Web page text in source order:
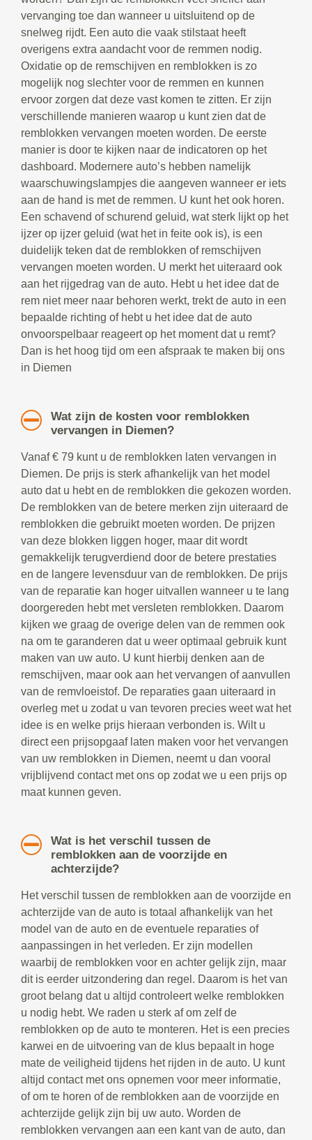
vervanging toe dan wanneer u uitsluitend op de
snelweg rijdt. Een auto die vaak stilstaat heeft
overigens extra aandacht voor de remmen nodig.
Oxidatie op de remschijven en remblokken is zo
mogelijk nog slechter voor de remmen en kunnen
ervoor zorgen dat deze vast komen te zitten. Er zijn
verschillende manieren waarop u kunt zien dat de
remblokken vervangen moeten worden. De eerste
manier is door te kijken naar de indicatoren op het
dashboard. Modernere auto’s hebben namelijk
waarschuwingslampjes die aangeven wanneer er iets
aan de hand is met de remmen. U kunt het ook horen.
Een schavend of schurend geluid, wat sterk lijkt op het
ijzer op ijzer geluid (wat het in feite ook is), is een
duidelijk teken dat de remblokken of remschijven
vervangen moeten worden. U merkt het uiteraard ook
aan het rijgedrag van de auto. Hebt u het idee dat de
rem niet meer naar behoren werkt, trekt de auto in een
bepaalde richting of hebt u het idee dat de auto
onvoorspelbaar reageert op het moment dat u remt?
Dan is het hoog tijd om een afspraak te maken bij ons
in Diemen
Wat zijn de kosten voor remblokken
vervangen in Diemen?
Vanaf € 79 kunt u de remblokken laten vervangen in
Diemen. De prijs is sterk afhankelijk van het model
auto dat u hebt en de remblokken die gekozen worden.
De remblokken van de betere merken zijn uiteraard de
remblokken die gebruikt moeten worden. De prijzen
van deze blokken liggen hoger, maar dit wordt
gemakkelijk terugverdiend door de betere prestaties
en de langere levensduur van de remblokken. De prijs
van de reparatie kan hoger uitvallen wanneer u te lang
doorgereden hebt met versleten remblokken. Daarom
kijken we graag de overige delen van de remmen ook
na om te garanderen dat u weer optimaal gebruik kunt
maken van uw auto. U kunt hierbij denken aan de
remschijven, maar ook aan het vervangen of aanvullen
van de remvloeistof. De reparaties gaan uiteraard in
overleg met u zodat u van tevoren precies weet wat het
idee is en welke prijs hieraan verbonden is. Wilt u
direct een prijsopgaaf laten maken voor het vervangen
van uw remblokken in Diemen, neemt u dan vooral
vrijblijvend contact met ons op zodat we u een prijs op
maat kunnen geven.
Wat is het verschil tussen de
remblokken aan de voorzijde en
achterzijde?
Het verschil tussen de remblokken aan de voorzijde en
achterzijde van de auto is totaal afhankelijk van het
model van de auto en de eventuele reparaties of
aanpassingen in het verleden. Er zijn modellen
waarbij de remblokken voor en achter gelijk zijn, maar
dit is eerder uitzondering dan regel. Daarom is het van
groot belang dat u altijd controleert welke remblokken
u nodig hebt. We raden u sterk af om zelf de
remblokken op de auto te monteren. Het is een precies
karwei en de uitvoering van de klus bepaalt in hoge
mate de veiligheid tijdens het rijden in de auto. U kunt
altijd contact met ons opnemen voor meer informatie,
of om te horen of de remblokken aan de voorzijde en
achterzijde gelijk zijn bij uw auto. Worden de
remblokken vervangen aan een kant van de auto, dan